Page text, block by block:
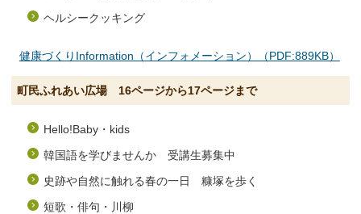
ヘルシークッキング
健康づくりInformation（インフォメーション）（PDF:889KB）
町民ふれあい広場 16ページから17ページまで
Hello!Baby・kids
韓国語を学びませんか 受講生募集中
史跡や自然に触れる春の一日 糠塚を歩く
短歌・俳句・川柳